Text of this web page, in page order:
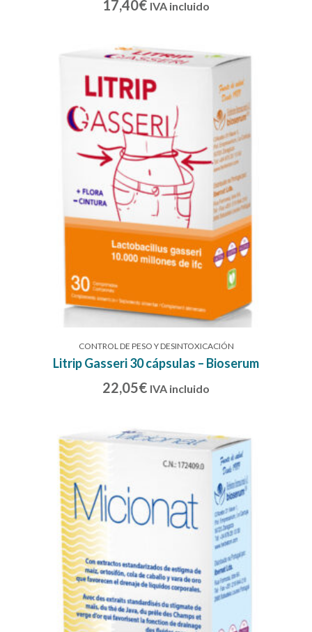
17,40€ IVA incluido
CONTROL DE PESO Y DESINTOXICACIÓN
Litrip Gasseri 30 cápsulas – Bioserum
22,05€ IVA incluido